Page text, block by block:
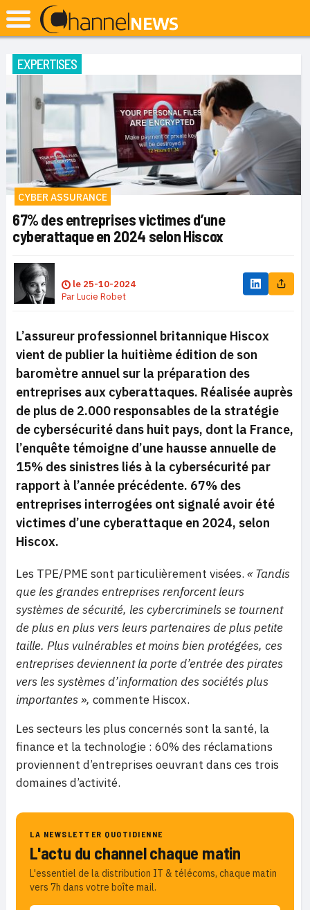
EXPERTISES
CYBER ASSURANCE
67% des entreprises victimes d’une
cyberattaque en 2024 selon Hiscox
le 25-10-2024
ParLucie Robet
L’assureur professionnel britannique Hiscox
vient de publier la huitième édition de son
baromètre annuel sur la préparation des
entreprises aux cyberattaques. Réalisée auprès
de plus de 2.000 responsables de la stratégie
de cybersécurité dans huit pays, dont la France,
l’enquête témoigne d’une hausse annuelle de
15% des sinistres liés à la cybersécurité par
rapport à l’année précédente. 67% des
entreprises interrogées ont signalé avoir été
victimes d’une cyberattaque en 2024, selon
Hiscox.
Les TPE/PME sont particulièrement visées. « Tandis
que les grandes entreprises renforcent leurs
systèmes de sécurité, les cybercriminels se tournent
de plus en plus vers leurs partenaires de plus petite
taille. Plus vulnérables et moins bien protégées, ces
entreprises deviennent la porte d’entrée des pirates
vers les systèmes d’information des sociétés plus
importantes », commente Hiscox.
Les secteurs les plus concernés sont la santé, la
finance et la technologie : 60% des réclamations
proviennent d’entreprises oeuvrant dans ces trois
domaines d’activité.
LA NEWSLETTER QUOTIDIENNE
L'actu du channel chaque matin
L'essentiel de la distribution IT & télécoms, chaque matin
vers 7h dans votre boîte mail.